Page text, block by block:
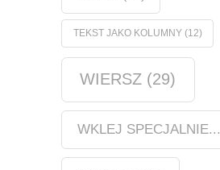
TEKST JAKO KOLUMNY(12)
WIERSZ (29)
WKLEJ SPECJALNIE...